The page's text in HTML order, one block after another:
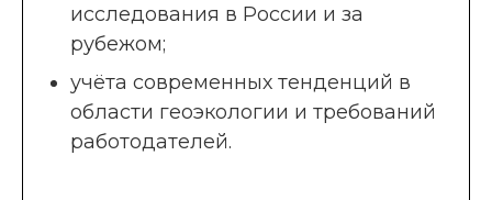
исследования в России и за
рубежом;
учёта современных тенденций в
области геоэкологии и требований
работодателей.